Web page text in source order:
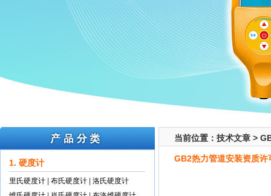
1. 硬度计
里氏硬度计 布氏硬度计
洛氏硬度计
当前位置： 技术文章 >
GB2热力管道安装资质许